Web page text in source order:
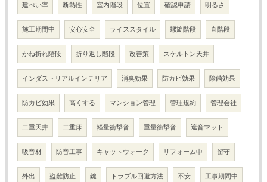
建ぺい率 断熱性 室内階段 位置 確認申請 明るさ
施工期間中 安心安全 ライススタイル 螺旋階段 直階段
かね折れ階段 折り返し階段 改善策 スケルトン天井
インダストリアルインテリア 消臭効果 防カビ効果 除菌効果
防カビ効果 高くする マンション管理 管理規約 管理会社
二重天井 二重床 軽量衝撃音 重量衝撃音 遮音マット
吸音材 防音工事 キャットウォーク リフォーム中 留守
外出 盗難防止 鍵 トラブル回避方法 不安 工事期間中